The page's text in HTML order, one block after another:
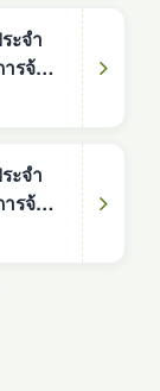
ะจำ
รจ้าง
ะจำ
รจ้าง